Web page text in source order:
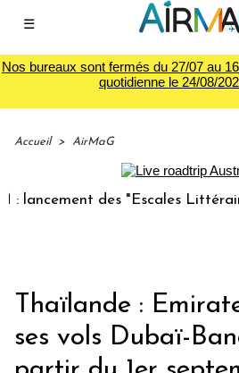
☰
Nos bureaux sont fermés du 27/07 au
quotidienne le 24/08/
Accueil > AirMaG
des "Escales Littéraires",
Thaïlande :
ses vols Dubaï-